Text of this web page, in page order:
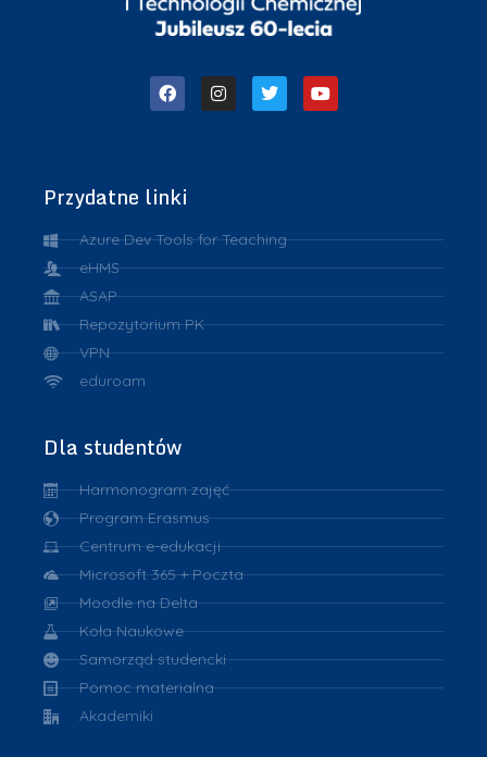
Przydatne linki
Azure Dev Tools for Teaching
eHMS
ASAP
Repozytorium PK
VPN
eduroam
Dla studentów
Harmonogram zajęć
Program Erasmus
Centrum e-edukacji
Microsoft 365 + Poczta
Moodle na Delta
Koła Naukowe
Samorząd studencki
Pomoc materialna
Akademiki